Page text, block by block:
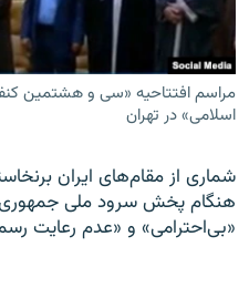
مراسم افتتاحیه «سی و هشتمین
اسلامی» در تهران
شماری از مقام‌های ایران
هنگام پخش سرود ملی جمهوری
«بی‌احترامی» و «عدم رعایت